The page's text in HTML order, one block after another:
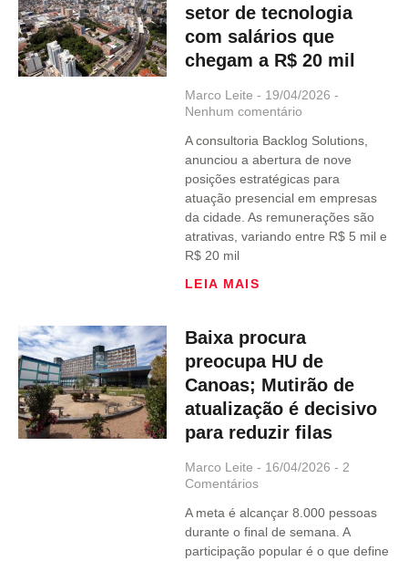
setor de tecnologia
com salários que
chegam a R$ 20 mil
Marco Leite
19/04/2026
Nenhum comentário
A consultoria Backlog Solutions,
anunciou a abertura de nove
posições estratégicas para
atuação presencial em empresas
da cidade. As remunerações são
atrativas, variando entre R$ 5 mil e
R$ 20 mil
LEIA MAIS
Baixa procura
preocupa HU de
Canoas; Mutirão de
atualização é decisivo
para reduzir filas
Marco Leite 16/04/2026
2
Comentários
A meta é alcançar 8.000 pessoas
durante o final de semana. A
participação popular é o que define